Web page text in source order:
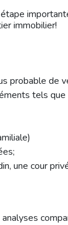
immobilier!
probable de
tels que
une cour